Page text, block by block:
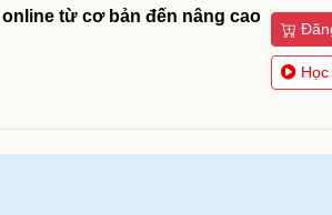
từ cơ bản đến nâng cao